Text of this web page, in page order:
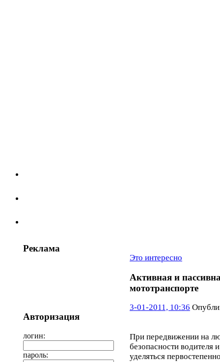
Реклама
Авторизация
логин:
пароль:
Это интересно
Активная и
мототранспорте
3-01-2011, 10:36
При передвижении на
безопасности водителя
уделяться